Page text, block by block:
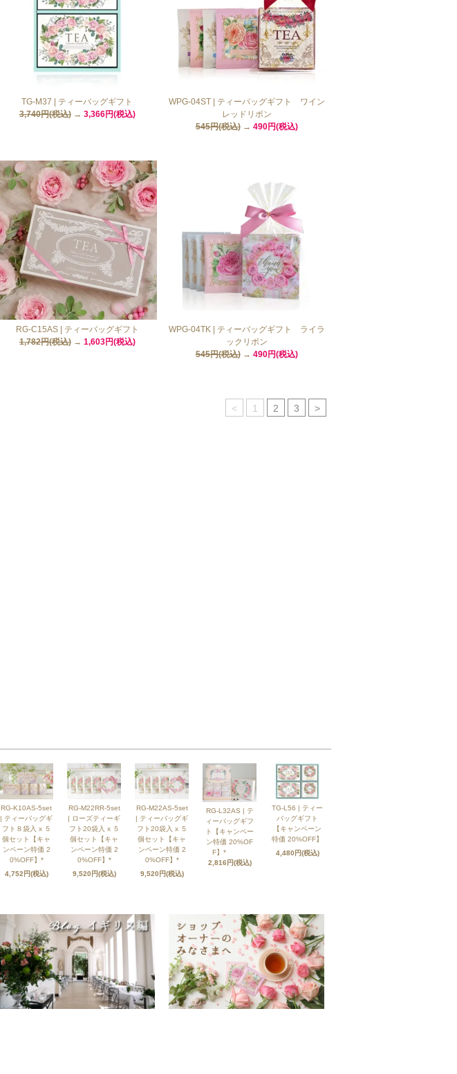
TG-M37 | ティーバッグギフト
3,740円(税込)→ 3,366円(税込)
WPG-04ST | ティーバッグギフト ワイン
レッドリボン
545円(税込)→ 490円(税込)
RG-C15AS | ティーバッグギフト
1,782円(税込)→ 1,603円(税込)
WPG-04TK | ティーバッグギフト ライラ
ックリボン
545円(税込)→ 490円(税込)
< 1 2 3 >
RG-K10AS-5set
| ティーバッグギ
フト８袋入 x ５
個セット【キャ
ンペーン特価 2
0%OFF】*
4,752円(税込)
RG-M22RR-5set
| ローズティーギ
フト20袋入 x ５
個セット【キャ
ンペーン特価 2
0%OFF】*
9,520円(税込)
RG-M22AS-5set
| ティーバッグギ
フト20袋入 x ５
個セット【キャ
ンペーン特価 2
0%OFF】*
9,520円(税込)
RG-L32AS | テ
ィーバッグギフ
ト【キャンペー
ン特価 20%OF
F】*
2,816円(税込)
TG-L56 | ティー
バッグギフト
【キャンペーン
特価 20%OFF】
4,480円(税込)